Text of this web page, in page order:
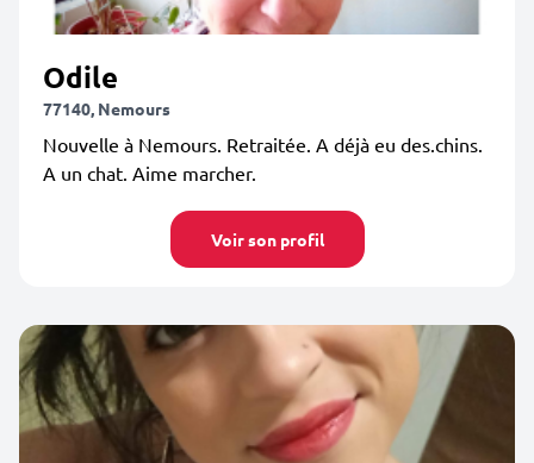
Odile
77140, Nemours
Nouvelle à Nemours. Retraitée. A déjà eu des.chins.
A un chat. Aime marcher.
Voir son profil